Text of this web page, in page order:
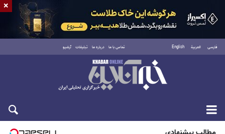
فارسی العربية English تماس با ما درباره ما تبلیغات آرشیو
جمعه ۱۶ مرداد ۱۴۰۵
×